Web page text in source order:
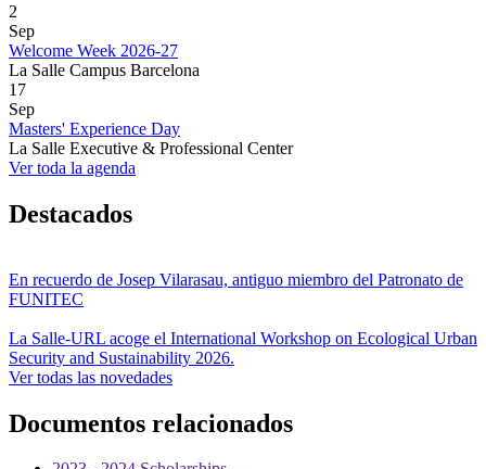
2
Sep
Welcome Week 2026-27
La Salle Campus Barcelona
17
Sep
Masters' Experience Day
La Salle Executive & Professional Center
Ver toda la agenda
Destacados
En recuerdo de Josep Vilarasau, antiguo miembro del Patronato de
FUNITEC
La Salle-URL acoge el International Workshop on Ecological Urban
Security and Sustainability 2026.
Ver todas las novedades
Documentos relacionados